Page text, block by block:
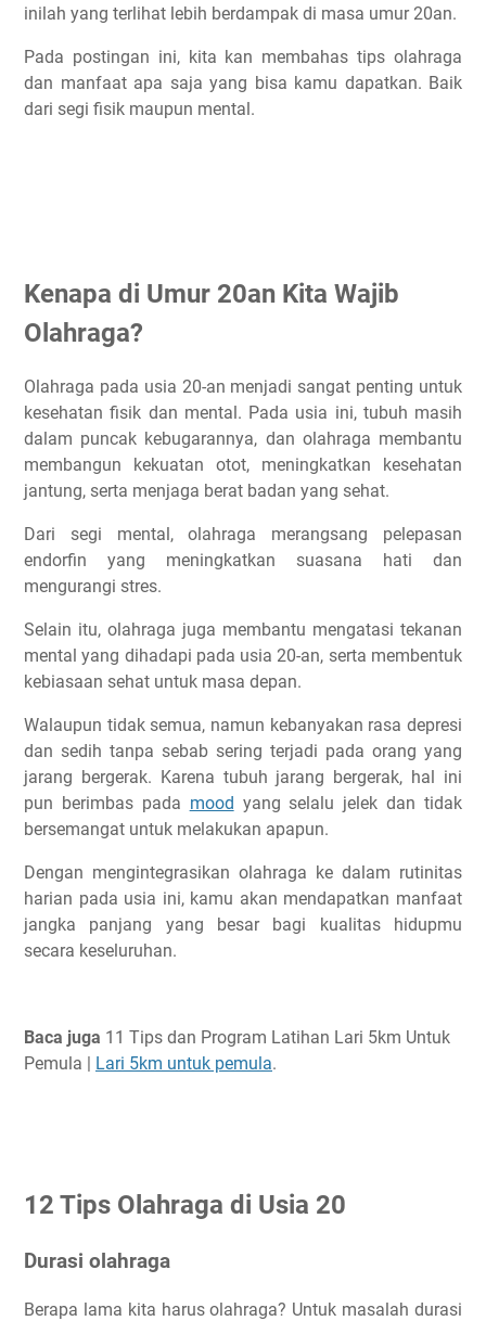
Isi ulang energi
Lakukan pemanasan dinamis dan pendinginan
Perbaiki postur tubuh dengan Yoga or Pilates
Cara Membangun Kebiasaan Olahraga di Umur 20an
9 Olahraga Yang Bagus Untuk Usia 20an
Kardio (Lari)
Bersepeda
Berenang
Skipping
Jalan kaki
Badminton
Futsal
Martial art
Program Olahraga Umur 20 Tahun
Pertanyaan Lain di Umur 20 Tahun
Apakah usia 20 tahun masih bisa menambah tinggi
Berapa berat badan ideal umur 20 tahun?
Pentingnya Konsisten Olahraga di Usia 20an
Kesimpulan
Artikel Lainnya Yang Setopik
inilah yang terlihat lebih berdampak di masa umur 20an.
Pada postingan ini, kita kan membahas tips olahraga
dan manfaat apa saja yang bisa kamu dapatkan. Baik
dari segi fisik maupun mental.
Kenapa di Umur 20an Kita Wajib
Olahraga?
Olahraga pada usia 20-an menjadi sangat penting untuk
kesehatan fisik dan mental. Pada usia ini, tubuh masih
dalam puncak kebugarannya, dan olahraga membantu
membangun kekuatan otot, meningkatkan kesehatan
jantung, serta menjaga berat badan yang sehat.
Dari segi mental, olahraga merangsang pelepasan
endorfin yang meningkatkan suasana hati dan
mengurangi stres.
Selain itu, olahraga juga membantu mengatasi tekanan
mental yang dihadapi pada usia 20-an, serta membentuk
kebiasaan sehat untuk masa depan.
Walaupun tidak semua, namun kebanyakan rasa depresi
dan sedih tanpa sebab sering terjadi pada orang yang
jarang bergerak. Karena tubuh jarang bergerak, hal ini
pun berimbas pada mood yang selalu jelek dan tidak
bersemangat untuk melakukan apapun.
Dengan mengintegrasikan olahraga ke dalam rutinitas
harian pada usia ini, kamu akan mendapatkan manfaat
jangka panjang yang besar bagi kualitas hidupmu
secara keseluruhan.
Baca juga 11 Tips dan Program Latihan Lari 5km Untuk
Pemula |
Lari 5km untuk pemula.
12 Tips Olahraga di Usia 20
Durasi olahraga
Berapa lama kita harus olahraga? Untuk masalah durasi